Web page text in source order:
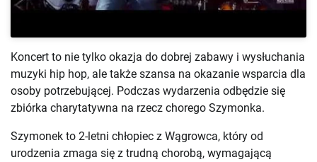
Koncert to nie tylko okazja do dobrej zabawy i wysłuchania
muzyki hip hop, ale także szansa na okazanie wsparcia dla
osoby potrzebującej. Podczas wydarzenia odbędzie się
zbiórka charytatywna na rzecz chorego Szymonka.
Szymonek to 2-letni chłopiec z Wągrowca, który od
urodzenia zmaga się z trudną chorobą, wymagającą